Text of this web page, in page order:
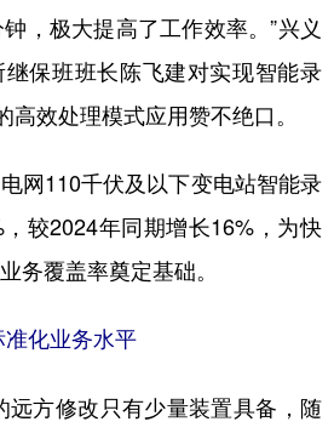
，极大提高了工作效率。”兴义
保班班长陈飞建对实现智能录
高效处理模式应用赞不绝口。
110千伏及以下变电站智能录
较2024年同期增长16%，为快
务覆盖率奠定基础。
化业务水平
方修改只有少量装置具备，随